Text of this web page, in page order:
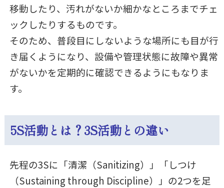
移動したり、汚れがないか細かなところまでチェ
ックしたりするものです。
そのため、普段目にしないような場所にも目が行
き届くようになり、設備や管理状態に故障や異常
がないかを定期的に確認できるようにもなりま
す。
5S活動とは？3S活動との違い
先程の3Sに「清潔（Sanitizing）」「しつけ
（Sustaining through Discipline）」の2つを足